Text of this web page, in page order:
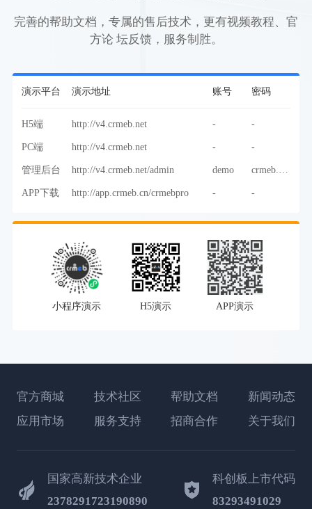
完善的帮助文档，专属的售后技术，更有视频教程、官
方论 坛反馈，服务制胜。
演示平台 演示地址 账号 密码
H5端 http://v4.crmeb.net - -
PC端 http://v4.crmeb.net - -
管理后台 http://v4.crmeb.net/admin demo
APP下载 http://app.crmeb.cn/crmebpro - -
小程序演示 H5演示 APP演示
官方商城 技术社区 帮助文档
新闻动态
应用市场
服务支持 招商合作 关于我们
国家高新技术企业
2378291723190890
科创板上市代码
83293491029